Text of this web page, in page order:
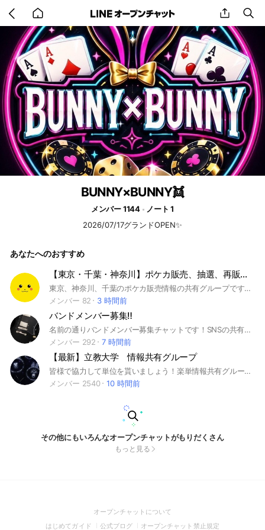
back
to
home
share
BUNNY×BUNNY👯
メンバー 1144
ノート 1
2026/07/17グランドOPEN✨
あなたへのおすすめ
【東京・千葉・神奈川】ポケカ販売、抽選、再販情報
東京、神奈川、千葉のポケカ販売情報の共有グループです。#ポケモンカード
メンバー 82
3 時間前
バンドメンバー募集‼️
名前の通りバンドメンバー募集チャットです！SNSの共有はトラブルの元なので禁止
メンバー 292
7 時間前
【最新】立教大学 情報共有グループ
皆様で協力して単位を貰いましょう！楽単情報共有グループです！
メンバー 2540
10 時間前
その他にもいろんなオープンチャットがもりだくさん
もっと見る
オープンチャットについて
in
はじめてガイド (Open
公式ブログ (Open
オープンチャット禁止規定(Open